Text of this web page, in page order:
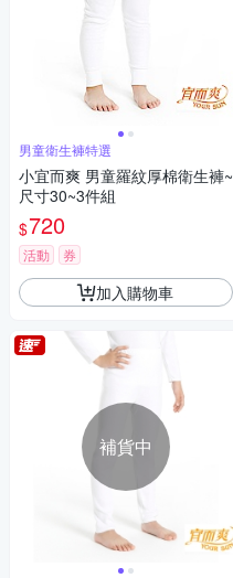
男童衛生褲特選
小宜而爽 男童羅紋厚棉衛生褲~
尺寸30~3件組
$720
活動 券
加入購物車
補貨中